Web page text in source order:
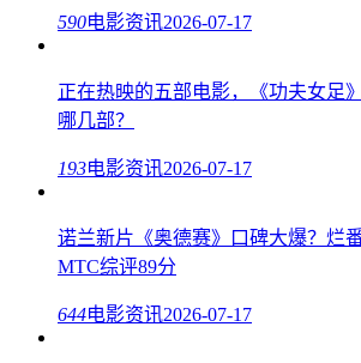
590电影资讯2026-07-17
正在热映的五部电影，《功夫女足
哪几部？
193电影资讯2026-07-17
诺兰新片《奥德赛》口碑大爆？烂
MTC综评89分
644电影资讯2026-07-17